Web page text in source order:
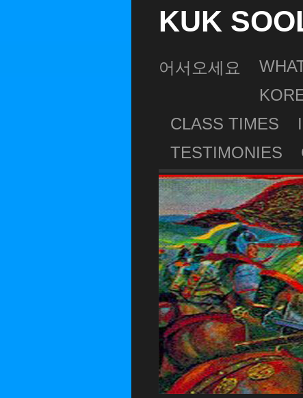
KUK
어서오세요
CLASS TIMES
TESTIMONIES